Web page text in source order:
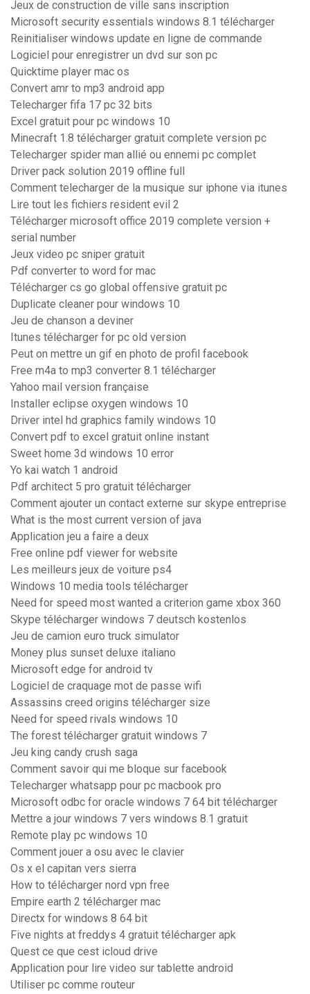
Jeux de construction de ville sans inscription
Microsoft security essentials windows 8.1 télécharger
Reinitialiser windows update en ligne de commande
Logiciel pour enregistrer un dvd sur son pc
Quicktime player mac os
Convert amr to mp3 android app
Telecharger fifa 17 pc 32 bits
Excel gratuit pour pc windows 10
Minecraft 1.8 télécharger gratuit complete version pc
Telecharger spider man allié ou ennemi pc complet
Driver pack solution 2019 offline full
Comment telecharger de la musique sur iphone via itunes
Lire tout les fichiers resident evil 2
Télécharger microsoft office 2019 complete version +
serial number
Jeux video pc sniper gratuit
Pdf converter to word for mac
Télécharger cs go global offensive gratuit pc
Duplicate cleaner pour windows 10
Jeu de chanson a deviner
Itunes télécharger for pc old version
Peut on mettre un gif en photo de profil facebook
Free m4a to mp3 converter 8.1 télécharger
Yahoo mail version française
Installer eclipse oxygen windows 10
Driver intel hd graphics family windows 10
Convert pdf to excel gratuit online instant
Sweet home 3d windows 10 error
Yo kai watch 1 android
Pdf architect 5 pro gratuit télécharger
Comment ajouter un contact externe sur skype entreprise
What is the most current version of java
Application jeu a faire a deux
Free online pdf viewer for website
Les meilleurs jeux de voiture ps4
Windows 10 media tools télécharger
Need for speed most wanted a criterion game xbox 360
Skype télécharger windows 7 deutsch kostenlos
Jeu de camion euro truck simulator
Money plus sunset deluxe italiano
Microsoft edge for android tv
Logiciel de craquage mot de passe wifi
Assassins creed origins télécharger size
Need for speed rivals windows 10
The forest télécharger gratuit windows 7
Jeu king candy crush saga
Comment savoir qui me bloque sur facebook
Telecharger whatsapp pour pc macbook pro
Microsoft odbc for oracle windows 7 64 bit télécharger
Mettre a jour windows 7 vers windows 8.1 gratuit
Remote play pc windows 10
Comment jouer a osu avec le clavier
Os x el capitan vers sierra
How to télécharger nord vpn free
Empire earth 2 télécharger mac
Directx for windows 8 64 bit
Five nights at freddys 4 gratuit télécharger apk
Quest ce que cest icloud drive
Application pour lire video sur tablette android
Utiliser pc comme routeur